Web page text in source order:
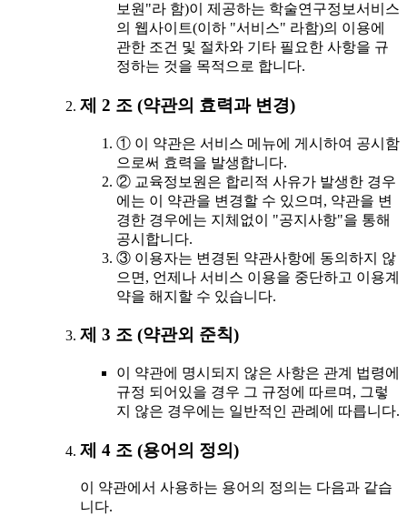
보원"라 함)이 제공하는 학술연구정보서비스
의 웹사이트(이하 "서비스" 라함)의 이용에
관한 조건 및 절차와 기타 필요한 사항을 규
정하는 것을 목적으로 합니다.
제 2 조 (약관의 효력과 변경)
① 이 약관은 서비스 메뉴에 게시하여 공시함
으로써 효력을 발생합니다.
② 교육정보원은 합리적 사유가 발생한 경우
에는 이 약관을 변경할 수 있으며, 약관을 변
경한 경우에는 지체없이 "공지사항"을 통해
공시합니다.
③ 이용자는 변경된 약관사항에 동의하지 않
으면, 언제나 서비스 이용을 중단하고 이용계
약을 해지할 수 있습니다.
제 3 조 (약관외 준칙)
이 약관에 명시되지 않은 사항은 관계 법령에
규정 되어있을 경우 그 규정에 따르며, 그렇
지 않은 경우에는 일반적인 관례에 따릅니다.
제 4 조 (용어의 정의)
이 약관에서 사용하는 용어의 정의는 다음과 같습
니다.